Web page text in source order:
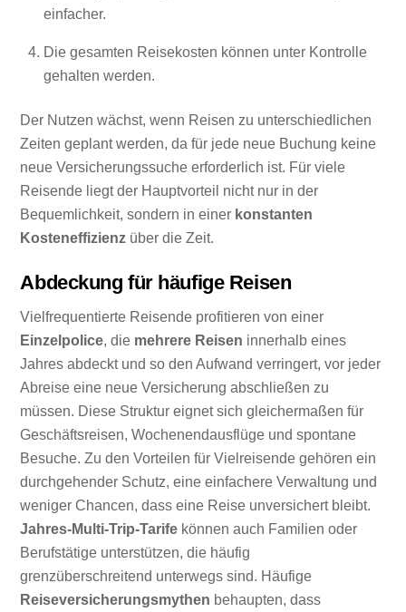
einfacher.
Die gesamten Reisekosten können unter Kontrolle
gehalten werden.
Der Nutzen wächst, wenn Reisen zu unterschiedlichen
Zeiten geplant werden, da für jede neue Buchung keine
neue Versicherungssuche erforderlich ist. Für viele
Reisende liegt der Hauptvorteil nicht nur in der
Bequemlichkeit, sondern in einer konstanten
Kosteneffizienz über die Zeit.
Abdeckung für häufige Reisen
Vielfrequentierte Reisende profitieren von einer
Einzelpolice, die mehrere Reisen innerhalb eines
Jahres abdeckt und so den Aufwand verringert, vor jeder
Abreise eine neue Versicherung abschließen zu
müssen. Diese Struktur eignet sich gleichermaßen für
Geschäftsreisen, Wochenendausflüge und spontane
Besuche. Zu den Vorteilen für Vielreisende gehören ein
durchgehender Schutz, eine einfachere Verwaltung und
weniger Chancen, dass eine Reise unversichert bleibt.
Jahres-Multi-Trip-Tarife können auch Familien oder
Berufstätige unterstützen, die häufig
grenzüberschreitend unterwegs sind. Häufige
Reiseversicherungsmythen behaupten, dass